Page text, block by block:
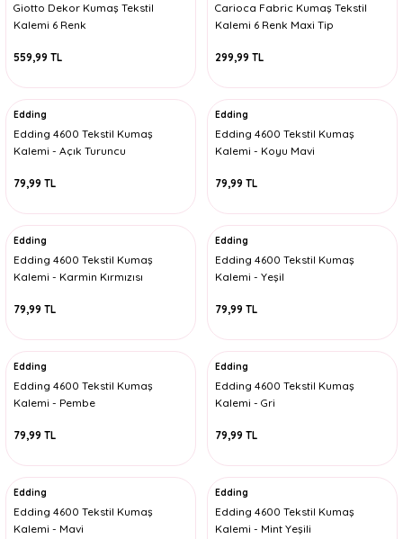
Giotto Dekor Kumaş Tekstil
Kalemi 6 Renk
559,99 TL
Carioca Fabric Kumaş Tekstil
Kalemi 6 Renk Maxi Tip
299,99 TL
Edding
Edding 4600 Tekstil Kumaş
Kalemi - Açık Turuncu
79,99 TL
Edding
Edding 4600 Tekstil Kumaş
Kalemi - Koyu Mavi
79,99 TL
Edding
Edding 4600 Tekstil Kumaş
Kalemi - Karmin Kırmızısı
79,99 TL
Edding
Edding 4600 Tekstil Kumaş
Kalemi - Yeşil
79,99 TL
Edding
Edding 4600 Tekstil Kumaş
Kalemi - Pembe
79,99 TL
Edding
Edding 4600 Tekstil Kumaş
Kalemi - Gri
79,99 TL
Edding
Edding 4600 Tekstil Kumaş
Kalemi - Mavi
Edding
Edding 4600 Tekstil Kumaş
Kalemi - Mint Yeşili